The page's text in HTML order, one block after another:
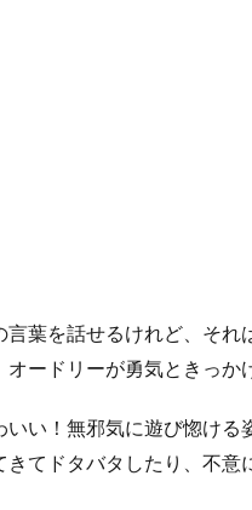
葉を話せるけれど、そ
ードリーが勇気ときっか
い！無邪気に遊び惚け
てドタバタしたり、不